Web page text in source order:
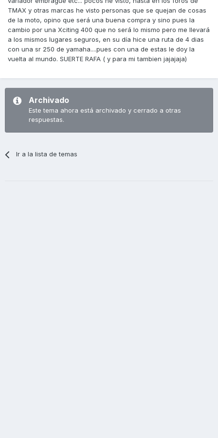
TMAX y otras marcas he visto personas que se quejan de cosas
de la moto, opino que será una buena compra y sino pues la
cambio por una Xciting 400 que no será lo mismo pero me llevará
a los mismos lugares seguros, en su día hice una ruta de 4 dias
con una sr 250 de yamaha....pues con una de estas le doy la
vuelta al mundo. SUERTE RAFA ( y para mi tambien jajajaja)
Archivado
Este tema ahora está archivado y cerrado a otras
respuestas.
Ir a la lista de temas